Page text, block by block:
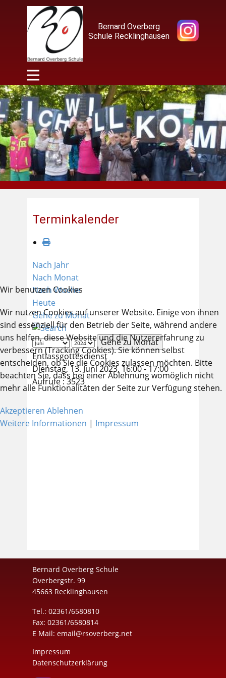
Bernard Overberg
Schule Recklinghausen
Terminkalender
Nach Jahr
Nach Monat
Nach Woche
Heute
Gehe zu Monat
Gehe zu Monat
Entlassgottesdienst
Dienstag, 13. Juni 2023, 16:00 - 17:00
Aufrufe: 3523
Bernard Overberg Schule
Overbergstr. 99
45663 Recklinghausen
Tel.: 02361/6580810
Fax: 02361/6580814
E Mail: email@rsoverberg.net
Impressum
Datenschutzerklärung
Wir benutzen Cookies
Wir nutzen Cookies auf unserer Website. Einige von ihnen
sind essenziell für den Betrieb der Seite, während andere
uns helfen, diese Website und die Nutzererfahrung zu
verbessern (Tracking Cookies). Sie können selbst
entscheiden, ob Sie die Cookies zulassen möchten. Bitte
beachten Sie, dass bei einer Ablehnung womöglich nicht
mehr alle Funktionalitäten der Seite zur Verfügung stehen.
Akzeptieren Ablehnen
Weitere Informationen | Impressum